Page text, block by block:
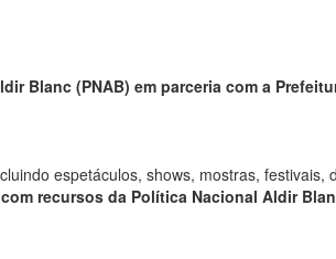
Blanc (PNAB) em parceria com a
espetáculos, shows, mostras,
recursos da Política Nacional Aldir